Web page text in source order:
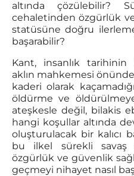
altında çözülebilir?
cehaletinden özgürlük
statüsüne doğru
başarabilir?
Kant, insanlık tarihinin
aklın mahkemesi
kaderi olarak
öldürme ve
ateşkesle değil, bilakis
hangi koşullar altında
oluşturulacak bir kalıcı
bu ilkel sürekli savaş
özgürlük ve güvenlik
geçmeyi nihayet nasıl